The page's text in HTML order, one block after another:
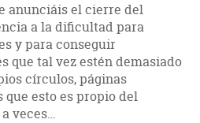
anunciáis el cierre del
a la dificultad para
y para conseguir
que tal vez estén demasiado
círculos, páginas
que esto es propio del
veces…